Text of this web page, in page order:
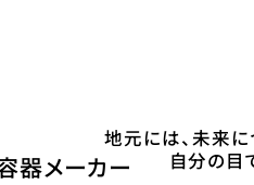
地元には、未来
自分の目
器メーカー